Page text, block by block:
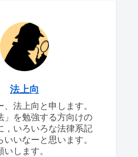
法上向
、法上向と申します。
」を勉強する方向けの
，いろいろな法律系記
いなーと思います。
します。